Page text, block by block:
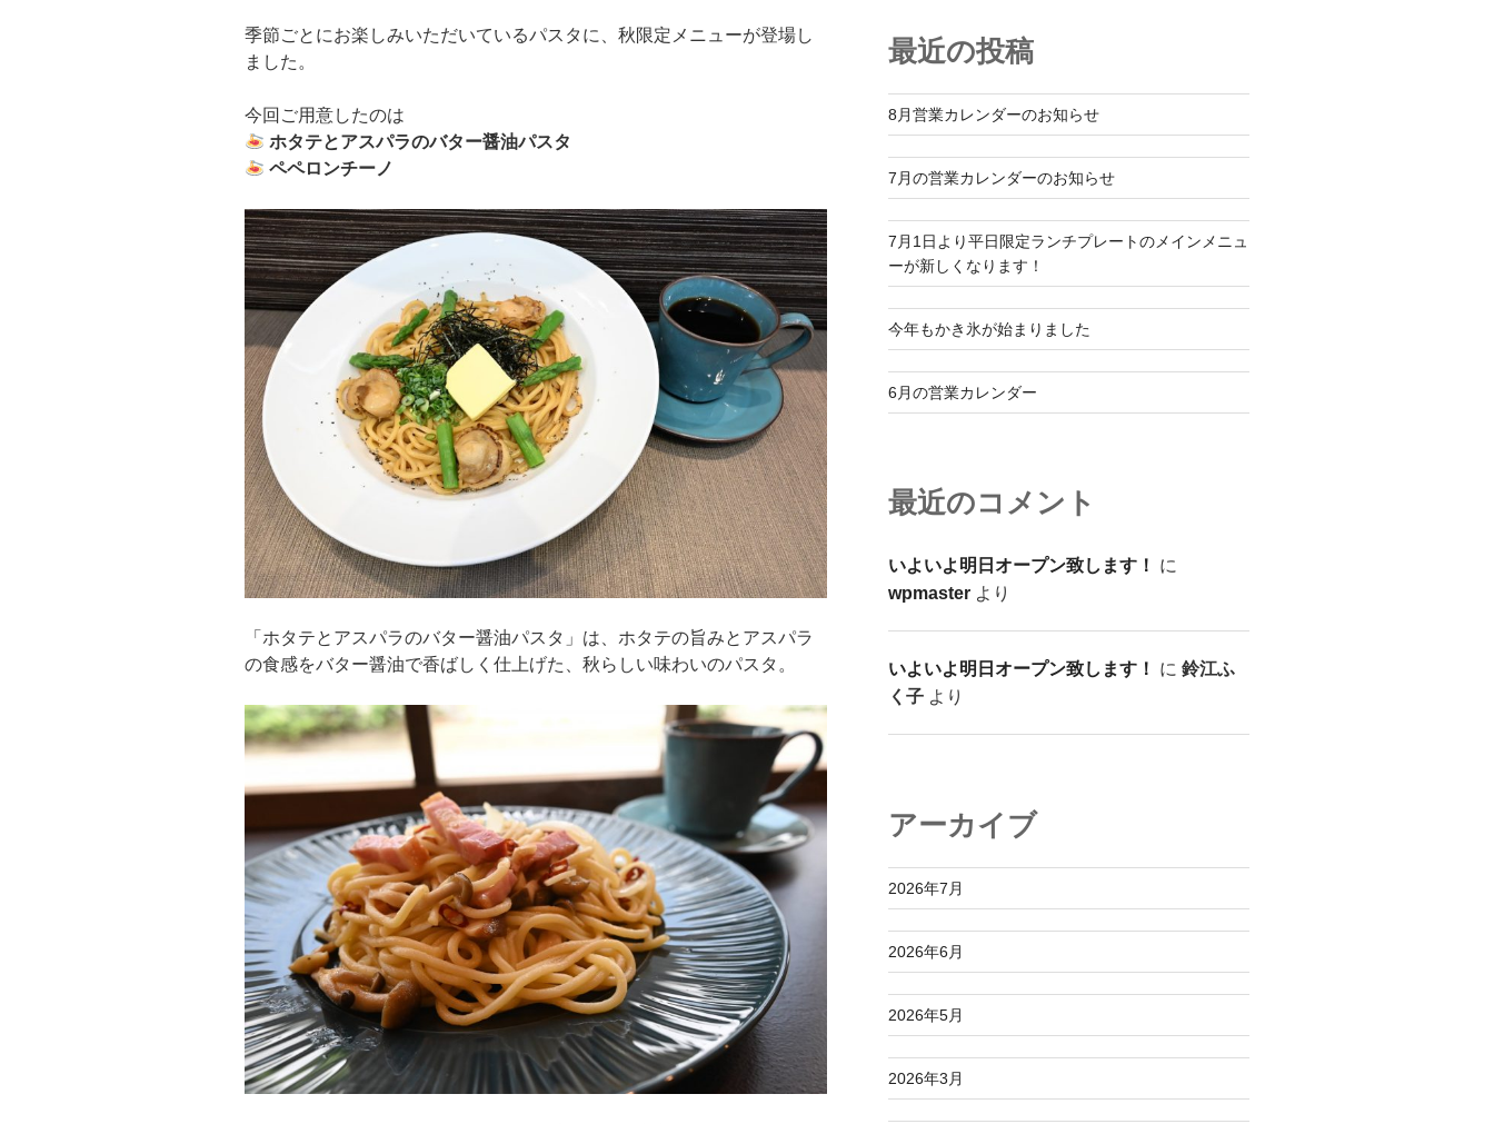
季節ごとにお楽しみいただいているパスタに、秋限定メニューが登場し
ました。
今回ご用意したのは
ホタテとアスパラのバター醤油パスタ
ペペロンチーノ
「ホタテとアスパラのバター醤油パスタ」は、ホタテの旨みとアスパラ
の食感をバター醤油で香ばしく仕上げた、秋らしい味わいのパスタ。
最近の投稿
8月営業カレンダーのお知らせ
7月の営業カレンダーのお知らせ
7月1日より平日限定ランチプレートのメインメニュ
ーが新しくなります！
今年もかき氷が始まりました
6月の営業カレンダー
最近のコメント
いよいよ明日オープン致します！
に
wpmasterより
いよいよ明日オープン致します！ に 鈴江ふ
く子より
アーカイブ
2026年7月
2026年6月
2026年5月
2026年3月